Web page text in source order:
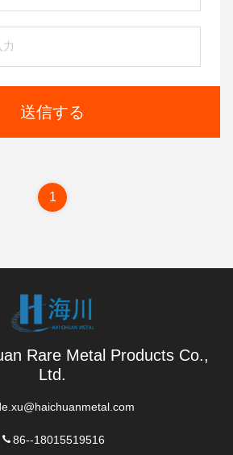
送信する
1
Rare Metal Products Co.,
Ltd.
86--18015519516